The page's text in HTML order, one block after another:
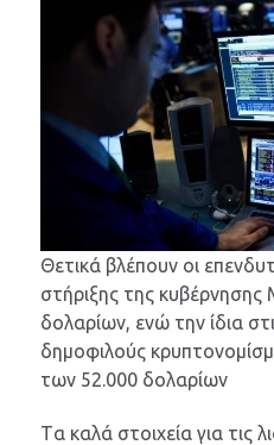
Θετικά βλέπουν οι
στήριξης της
δολαρίων, ενώ την ίδια
δημοφιλούς
των 52.000 δολαρίων
Tα καλά στοιχεία για τις